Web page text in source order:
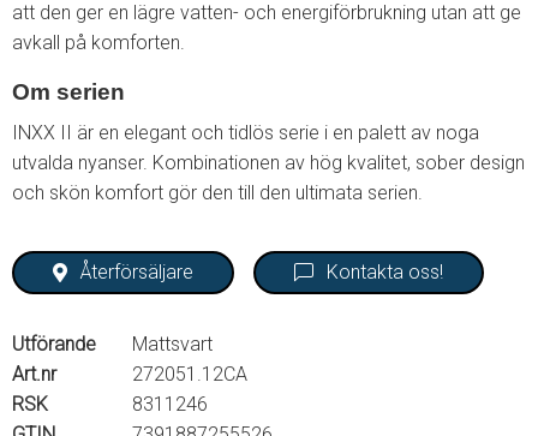
att den ger en lägre vatten- och energiförbrukning utan att ge
avkall på komforten.
Om serien
INXX II är en elegant och tidlös serie i en palett av noga
utvalda nyanser. Kombinationen av hög kvalitet, sober design
och skön komfort gör den till den ultimata serien.
Återförsäljare Kontakta oss!
Utförande
Mattsvart
Art.nr
272051.12CA
RSK
8311246